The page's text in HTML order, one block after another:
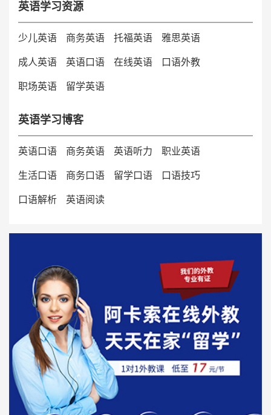
英语学习资源
少儿英语 商务英语 托福英语 雅思英语
成人英语 英语口语 在线英语 口语外教
职场英语 留学英语
英语学习博客
英语口语 商务英语 英语听力 职业英语
生活口语 商务口语 留学口语 口语技巧
口语解析 英语阅读